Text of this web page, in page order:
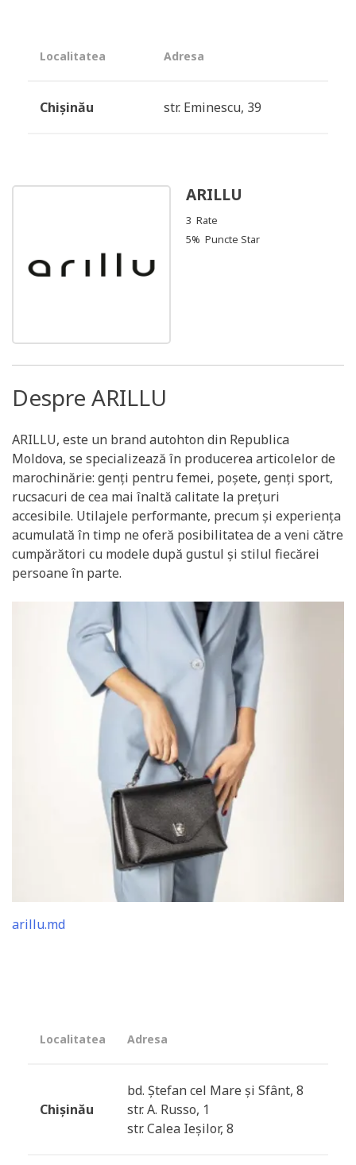
Localitatea Adresa
Chișinău str. Eminescu, 39
ARILLU
3 Rate
5% Puncte Star
Despre ARILLU
ARILLU, este un brand autohton din Republica
Moldova, se specializează în producerea articolelor de
marochinărie: genţi pentru femei, poşete, genţi sport,
rucsacuri de cea mai înaltă calitate la prețuri
accesibile. Utilajele performante, precum şi experiența
acumulată în timp ne oferă posibilitatea de a veni către
cumpărători cu modele după gustul și stilul fiecărei
persoane în parte.
arillu.md
Localitatea Adresa
Chișinău
bd. Ștefan cel Mare și Sfânt, 8
str. A. Russo, 1
str. Calea Ieșilor, 8